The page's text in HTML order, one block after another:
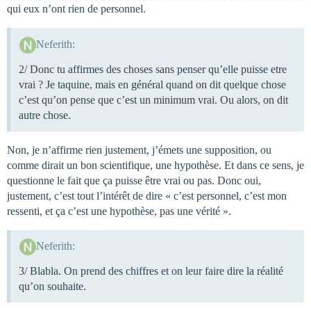
qui eux n’ont rien de personnel.
Neferith:
2/ Donc tu affirmes des choses sans penser qu’elle puisse etre
vrai ? Je taquine, mais en général quand on dit quelque chose
c’est qu’on pense que c’est un minimum vrai. Ou alors, on dit
autre chose.
Non, je n’affirme rien justement, j’émets une supposition, ou
comme dirait un bon scientifique, une hypothèse. Et dans ce sens, je
questionne le fait que ça puisse être vrai ou pas. Donc oui,
justement, c’est tout l’intérêt de dire « c’est personnel, c’est mon
ressenti, et ça c’est une hypothèse, pas une vérité ».
Neferith:
3/ Blabla. On prend des chiffres et on leur faire dire la réalité
qu’on souhaite.